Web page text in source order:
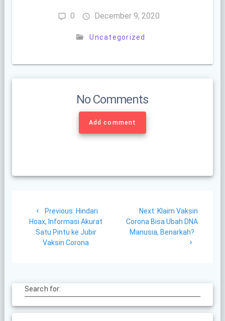
0 December 9, 2020
Uncategorized
No Comments
Add comment
navigation
Previous: Previous
post:
Hindari
Hoax, Informasi Akurat
Satu Pintu ke Jubir
Vaksin Corona
Next: Next
post:
Klaim Vaksin
Corona Bisa Ubah DNA
Manusia, Benarkah?
Search for: